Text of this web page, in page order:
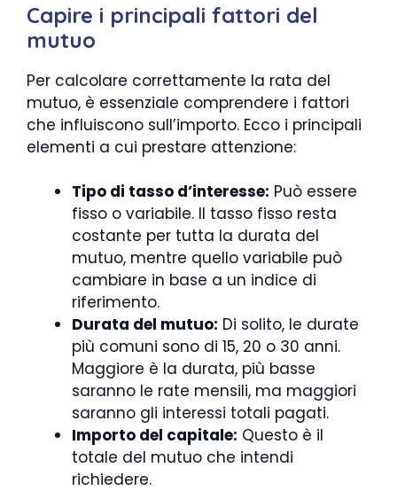
Capire i principali fattori del
mutuo
Per calcolare correttamente la rata del
mutuo, è essenziale comprendere i fattori
che influiscono sull’importo. Ecco i principali
elementi a cui prestare attenzione:
Tipo di tasso d’interesse: Può essere
fisso o variabile. Il tasso fisso resta
costante per tutta la durata del
mutuo, mentre quello variabile può
cambiare in base a un indice di
riferimento.
Durata del mutuo: Di solito, le durate
più comuni sono di 15, 20 o 30 anni.
Maggiore è la durata, più basse
saranno le rate mensili, ma maggiori
saranno gli interessi totali pagati.
Importo del capitale: Questo è il
totale del mutuo che intendi
richiedere.